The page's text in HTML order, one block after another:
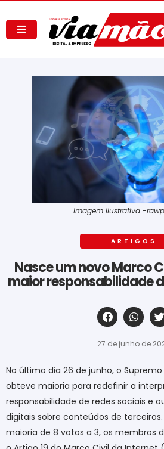
Imagem ilustrativa -
ARTIGOS
Nasce um novo Marco
maior responsabilidade
27 de junho de
No último dia 26 de junho, o Supremo
obteve maioria para redefinir a
responsabilidade de redes sociais e
digitais sobre conteúdos de
maioria de 8 votos a 3, os membros